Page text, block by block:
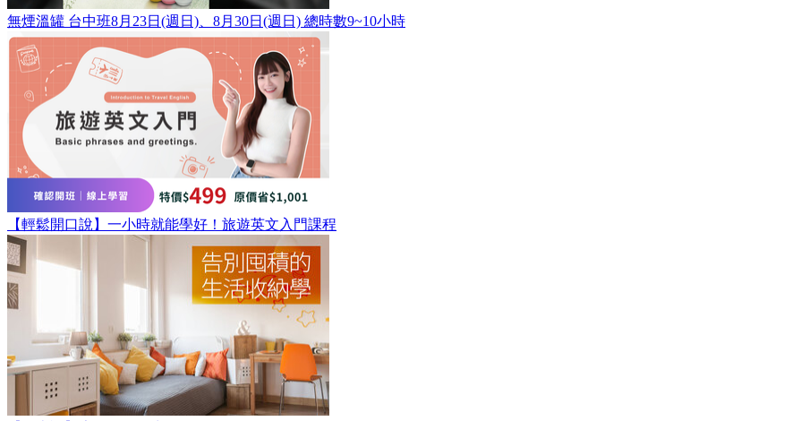
無煙溫罐 台中班8月23日(週日)、8月30日(週日) 總時數9~10小時
【輕鬆開口說】一小時就能學好！旅遊英文入門課程